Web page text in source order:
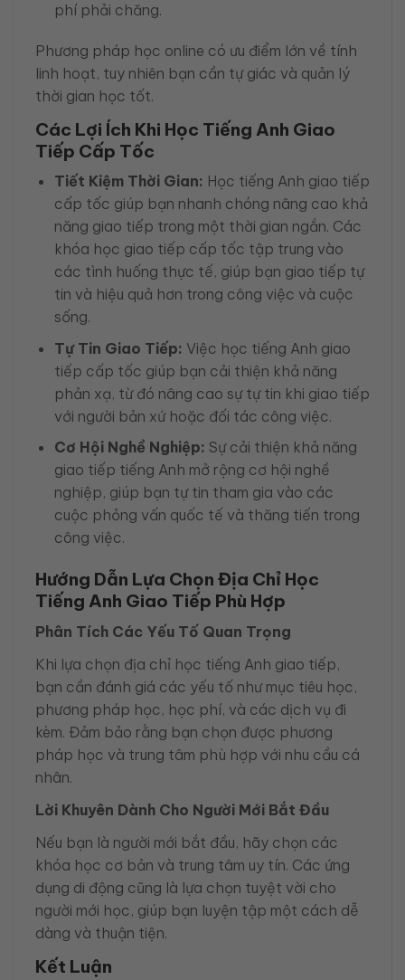
phí phải chăng.
Phương pháp học online có ưu điểm lớn về tính
linh hoạt, tuy nhiên bạn cần tự giác và quản lý
thời gian học tốt.
Các Lợi Ích Khi Học Tiếng Anh Giao
Tiếp Cấp Tốc
Tiết Kiệm Thời Gian: Học tiếng Anh giao tiếp
cấp tốc giúp bạn nhanh chóng nâng cao khả
năng giao tiếp trong một thời gian ngắn. Các
khóa học giao tiếp cấp tốc tập trung vào
các tình huống thực tế, giúp bạn giao tiếp tự
tin và hiệu quả hơn trong công việc và cuộc
sống.
Tự Tin Giao Tiếp: Việc học tiếng Anh giao
tiếp cấp tốc giúp bạn cải thiện khả năng
phản xạ, từ đó nâng cao sự tự tin khi giao tiếp
với người bản xứ hoặc đối tác công việc.
Cơ Hội Nghề Nghiệp: Sự cải thiện khả năng
giao tiếp tiếng Anh mở rộng cơ hội nghề
nghiệp, giúp bạn tự tin tham gia vào các
cuộc phỏng vấn quốc tế và thăng tiến trong
công việc.
Hướng Dẫn Lựa Chọn Địa Chỉ Học
Tiếng Anh Giao Tiếp Phù Hợp
Phân Tích Các Yếu Tố Quan Trọng
Khi lựa chọn địa chỉ học tiếng Anh giao tiếp,
bạn cần đánh giá các yếu tố như mục tiêu học,
phương pháp học, học phí, và các dịch vụ đi
kèm. Đảm bảo rằng bạn chọn được phương
pháp học và trung tâm phù hợp với nhu cầu cá
nhân.
Lời Khuyên Dành Cho Người Mới Bắt Đầu
Nếu bạn là người mới bắt đầu, hãy chọn các
khóa học cơ bản và trung tâm uy tín. Các ứng
dụng di động cũng là lựa chọn tuyệt vời cho
người mới học, giúp bạn luyện tập một cách dễ
dàng và thuận tiện.
Kết Luận